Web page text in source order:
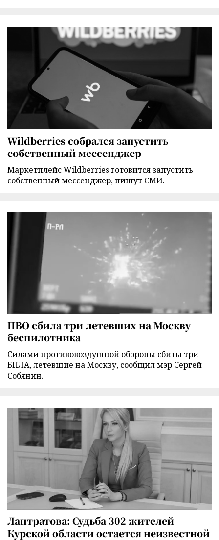
Wildberries собрался запустить
собственный мессенджер
Маркетплейс Wildberries готовится запустить
собственный мессенджер, пишут СМИ.
ПВО сбила три летевших на Москву
беспилотника
Силами противовоздушной обороны сбиты три
БПЛА, летевшие на Москву, сообщил мэр Сергей
Собянин.
Лантратова: Судьба 302 жителей
Курской области остается неизвестной